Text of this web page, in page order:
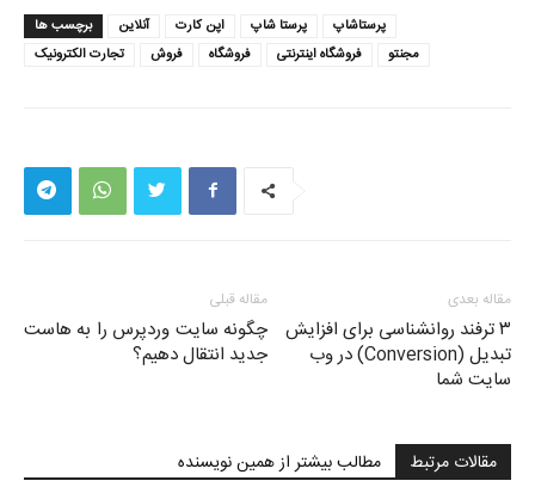
برچسب ها آنلاین اپن کارت پرستا شاپ
پرستاشاپ
تجارت الکترونیک
فروش فروشگاه فروشگاه اینترنتی مجنتو
مقاله قبلی
چگونه سایت وردپرس را به هاست
جدید انتقال دهیم؟
مقاله بعدی
۳ ترفند روانشناسی برای افزایش
تبدیل (Conversion) در وب
سایت شما
مقالات مرتبط مطالب بیشتر از همین نویسنده